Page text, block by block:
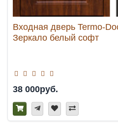
Входная дверь Termo-
Зеркало белый софт
38 000руб.